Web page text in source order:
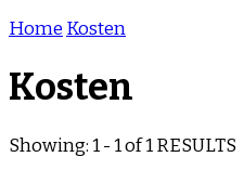
Home Kosten
Kosten
Showing: 1 - 1 of 1 RESULTS